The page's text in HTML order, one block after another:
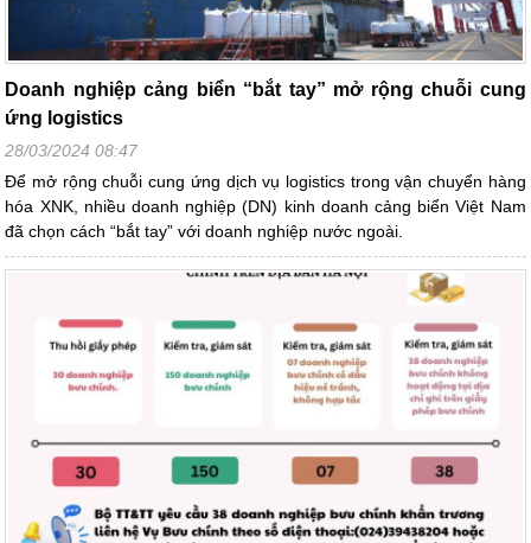
Doanh nghiệp cảng biển “bắt tay” mở rộng chuỗi cung
ứng logistics
28/03/2024 08:47
Để mở rộng chuỗi cung ứng dịch vụ logistics trong vận chuyển hàng
hóa XNK, nhiều doanh nghiệp (DN) kinh doanh cảng biển Việt Nam
đã chọn cách “bắt tay” với doanh nghiệp nước ngoài.